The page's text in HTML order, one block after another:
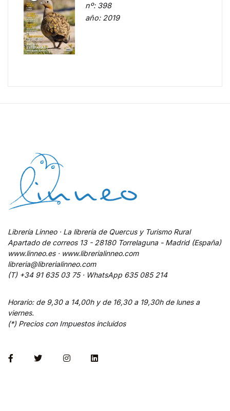
nº: 398
año: 2019
Librería Linneo · La librería de Quercus y Turismo Rural
Apartado de correos 13 - 28180 Torrelaguna - Madrid (España)
www.linneo.es · www.librerialinneo.com
libreria@librerialinneo.com
(T) +34 91 635 03 75 · WhatsApp 635 085 214
Horario: de 9,30 a 14,00h y de 16,30 a 19,30h de lunes a
viernes.
(*) Precios con Impuestos incluidos